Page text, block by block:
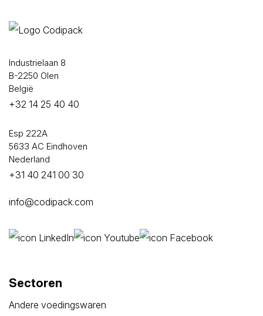
Industrielaan 8
B-2250 Olen
België
+32 14 25 40 40
Esp 222A
5633 AC Eindhoven
Nederland
+31 40 241 00 30
info@codipack.com
Sectoren
Andere voedingswaren